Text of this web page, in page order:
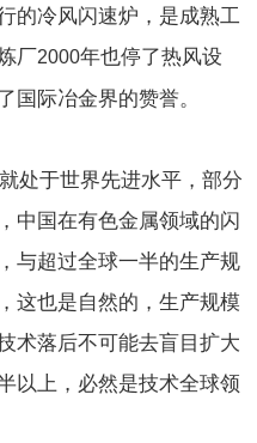
的冷风闪速炉，是成熟工
厂2000年也停了热风设
国际冶金界的赞誉。
处于世界先进水平，部分
中国在有色金属领域的闪
与超过全球一半的生产规
这也是自然的，生产规模
术落后不可能去盲目扩大
以上，必然是技术全球领